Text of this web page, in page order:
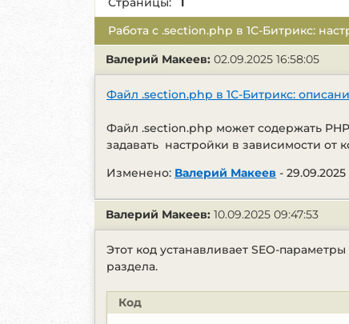
Работа с .section.php в 1С-Битрикс:
Валерий Макеев: 02.09.2025 16:58:05
Файл .section.php в 1С-Битрикс:
Файл .section.php может содержать
задавать настройки в зависимости от
Изменено: Валерий Макеев - 29.09.2025
Валерий Макеев: 10.09.2025 09:47:53
Этот код устанавливает SEO-
раздела.
Код